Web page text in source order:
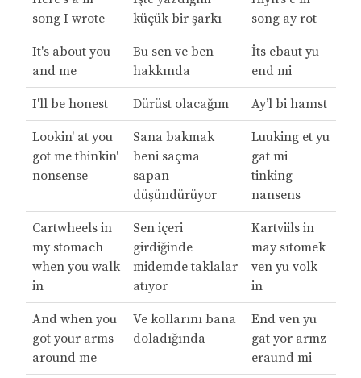
song I wrote
küçük bir şarkı
song ay rot
It's about you
and me
Bu sen ve ben
hakkında
İts ebaut yu
end mi
I'll be honest Dürüst olacağım Ay’l bi hanıst
Lookin' at you
got me thinkin'
nonsense
Sana bakmak
beni saçma
sapan
düşündürüyor
Luuking et yu
gat mi
tinking
nansens
Cartwheels in
my stomach
when you walk
in
Sen içeri
girdiğinde
midemde taklalar
atıyor
Kartviils in
may sıtomek
ven yu volk
in
And when you
got your arms
around me
Ve kollarını bana
doladığında
End ven yu
gat yor armz
eraund mi